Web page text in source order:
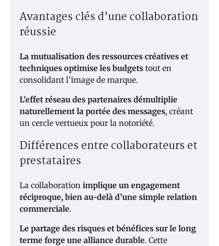
Avantages clés d’une collaboration
réussie
La mutualisation des ressources créatives et
techniques optimise les budgets tout en
consolidant l’image de marque.
L’effet réseau des partenaires démultiplie
naturellement la portée des messages, créant
un cercle vertueux pour la notoriété.
Différences entre collaborateurs et
prestataires
La collaboration implique un engagement
réciproque, bien au-delà d’une simple relation
commerciale.
Le partage des risques et bénéfices sur le long
terme forge une alliance durable. Cette